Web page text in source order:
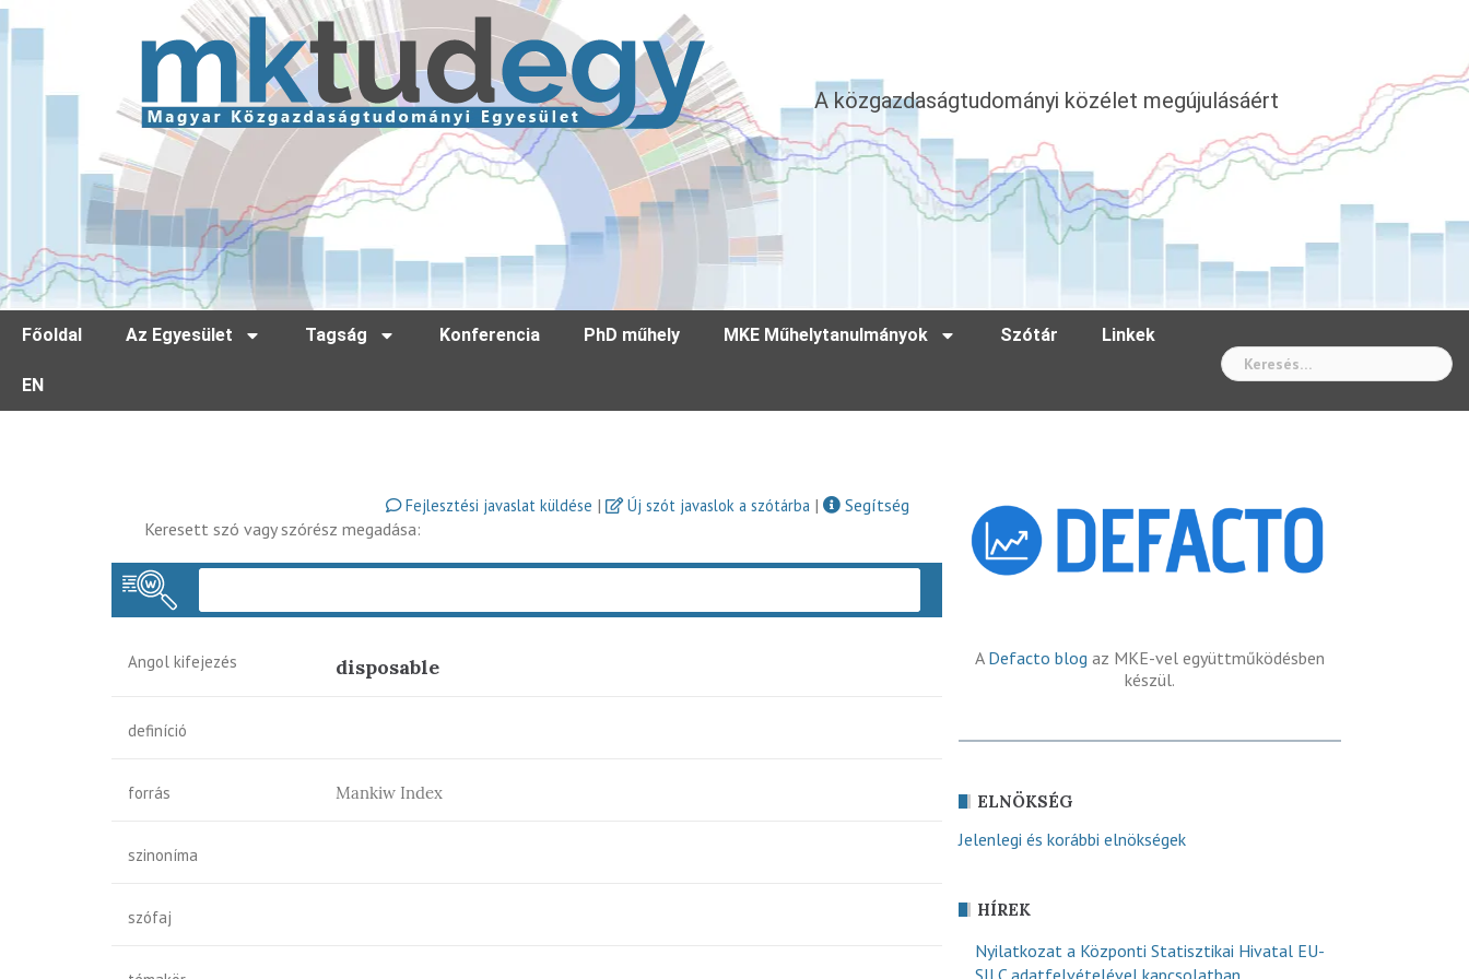
A közgazdaságtudományi közélet megújulásáért
Főoldal Az Egyesület Tagság Konferencia PhD műhely MKE Műhelytanulmányok Szótár Linkek
EN
Fejlesztési javaslat küldése | Új szót javaslok a szótárba |
Segítség
Keresett szó vagy szórész megadása:
Angol kifejezés disposable
definíció
forrás Mankiw Index
szinoníma
szófaj
A Defacto blog az MKE-vel együttműködésben
készül.
ELNÖKSÉG
Jelenlegi és korábbi elnökségek
HÍREK
Nyilatkozat a Központi Statisztikai Hivatal EU-
SILC adatfelvételével kapcsolatban